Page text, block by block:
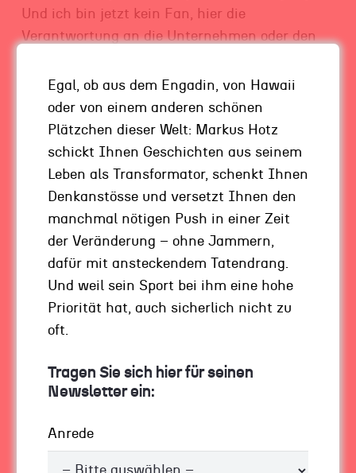
Und ich bin jetzt kein Fan, hier die
Verantwortung an die Unternehmen oder den
Eigenverantwortung.
Arbeitsschutzes. Ich meine aber, dass wir,
unsere Gesundheit kümmern sollten.
Gesundheit ist eine Frage der
Rumpfstabilität
den Eindruck gehabt, dass Ihnen die
Entscheidungen, was Ihren Umgang mit der
Hand genommen wurden. Meine Gesundheit ist
abhängig von anderen … Und in vielen
Egal, ob aus dem Engadin, von Hawaii
oder von einem anderen schönen
Plätzchen dieser Welt: Markus Hotz
schickt Ihnen Geschichten aus seinem
Leben als Transformator, schenkt Ihnen
Denkanstösse und versetzt Ihnen den
manchmal nötigen Push in einer Zeit
der Veränderung – ohne Jammern,
dafür mit ansteckendem Tatendrang.
Und weil sein Sport bei ihm eine hohe
Priorität hat, auch sicherlich nicht zu
oft.
Tragen Sie sich hier für seinen
Newsletter ein:
Anrede